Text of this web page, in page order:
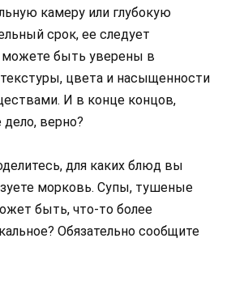
камеру или глубокую
срок, ее следует
быть уверены в
цвета и насыщенности
И в конце концов,
верно?
для каких блюд вы
морковь. Супы, тушеные
быть, что-то более
Обязательно сообщите